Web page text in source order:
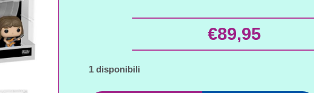
€89,95
1 disponibili